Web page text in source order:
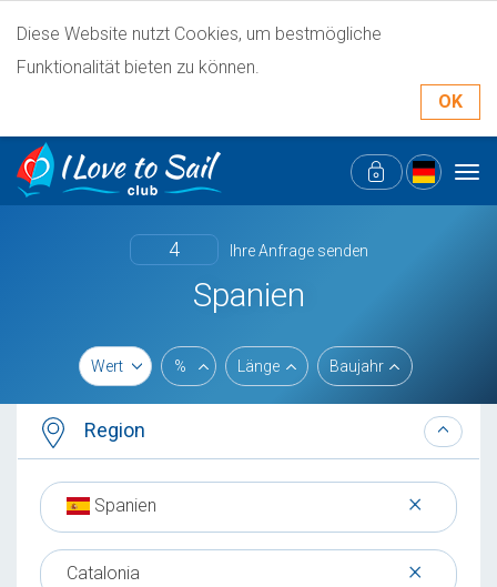
Diese Website nutzt Cookies, um bestmögliche
Funktionalität bieten zu können.
OK
4 Ihre Anfrage senden
Spanien
Wert % Länge Baujahr
Region
×
Spanien
×
Catalonia